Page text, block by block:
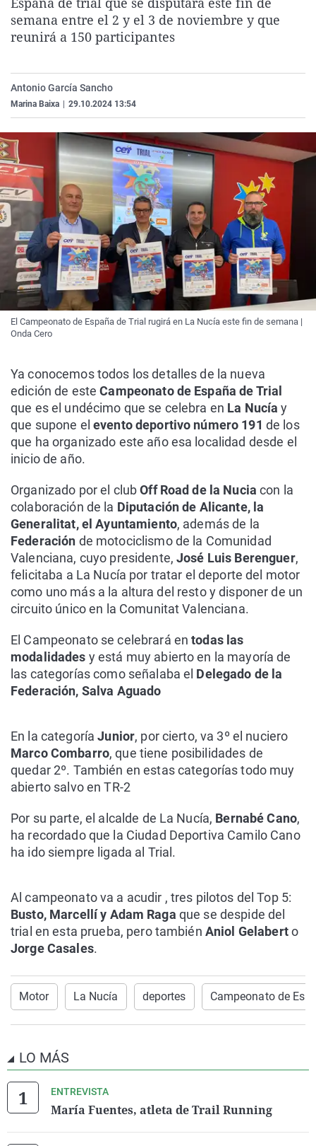
La rosa de los vientos
Caso
Extremadura
Virales
semana entre el 2 y el 3 de noviembre y que
reunirá a 150 participantes
Antonio García Sancho
Marina Baixa 29.10.2024 13:54
El Campeonato de España de Trial rugirá en La Nucía este fin de semana |
Onda Cero
Ya conocemos todos los detalles de la nueva
edición de esteCampeonato de España de Trial
que es el undécimo que se celebra en La Nucíay
que supone el evento deportivo número 191 de los
que ha organizado este año esa localidad desde el
inicio de año.
Organizado por el clubOff Road de la Nuciacon la
colaboración de la Diputación de Alicante, la
Generalitat, el Ayuntamiento, además de la
Federación de motociclismo de la Comunidad
Valenciana, cuyo presidente,José Luis Berenguer,
felicitaba a La Nucía por tratar el deporte del motor
como uno más a la altura del resto y disponer de un
circuito único en la Comunitat Valenciana.
El Campeonato se celebrará entodas las
modalidades y está muy abierto en la mayoría de
las categorías como señalaba el Delegado de la
Federación, Salva Aguado
En la categoríaJunior, por cierto, va 3º el nuciero
Marco Combarro, que tiene posibilidades de
quedar 2º. También en estas categorías todo muy
abierto salvo en TR-2
Por su parte, el alcalde de La Nucía, Bernabé Cano,
ha recordado que la Ciudad Deportiva Camilo Cano
ha ido siempre ligada al Trial.
Al campeonato va a acudir , tres pilotos del Top 5:
Busto, Marcellí y Adam Raga que se despide del
trial en esta prueba, pero también Aniol Gelaberto
Jorge Casales.
Motor La Nucía deportes Campeonato de
LO MÁS
ENTREVISTA
María Fuentes, atleta de Trail Running